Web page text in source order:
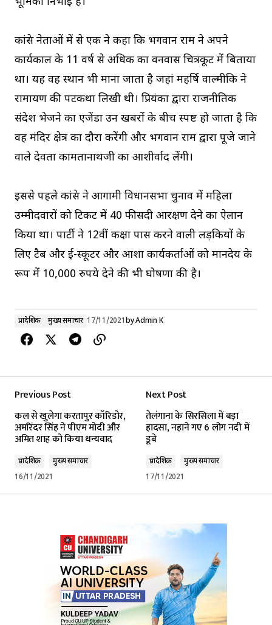
कांग्रेस नेताओं में से एक ने कहा कि भगवान राम ने अपने
कार्यकाल के 11 वर्ष से अधिक का वनवास चित्रकूट में बिताया
था। यह वह स्थान भी माना जाता है जहां महर्षि वाल्मीकि ने
रामायण की पटकथा लिखी थी। प्रियंका द्वारा राजनीतिक
संदेश भेजने का एजेंडा उन खबरों के बीच स्पष्ट हो जाता है कि
वह मंदिर क्षेत्र का दौरा करेंगी और भगवान राम द्वारा पूजे जाने
वाले देवता कामतानाथजी का आशीर्वाद लेंगी।
इससे पहले कांग्रेस ने आगामी विधानसभा चुनाव में महिला
उम्मीदवारों को टिकट में 40 फीसदी आरक्षण देने का ऐलान
किया था। पार्टी ने 12वीं कक्षा पास करने वाली लड़कियों के
लिए टैब और ई-स्कूटर और आशा कार्यकर्ताओं को मानदेय के
रूप में 10,000 रुपये देने की भी घोषणा की है।
प्रादेशिक मुख्य समाचार 17/11/2021byAdmin K
Previous Post
कल से खुलेगा करतापुर कॉरिडोर,
अमरिंदर सिंह ने पीएम मोदी और
अमित शाह को किया धन्यवाद
प्रादेशिक
मुख्य समाचार
16/11/2021
Next Post
तेलंगाना के सिरसिला में बड़ा
हादसा, नहाने गए 6 लोग नदी में
डूबे
प्रादेशिक
मुख्य समाचार
17/11/2021